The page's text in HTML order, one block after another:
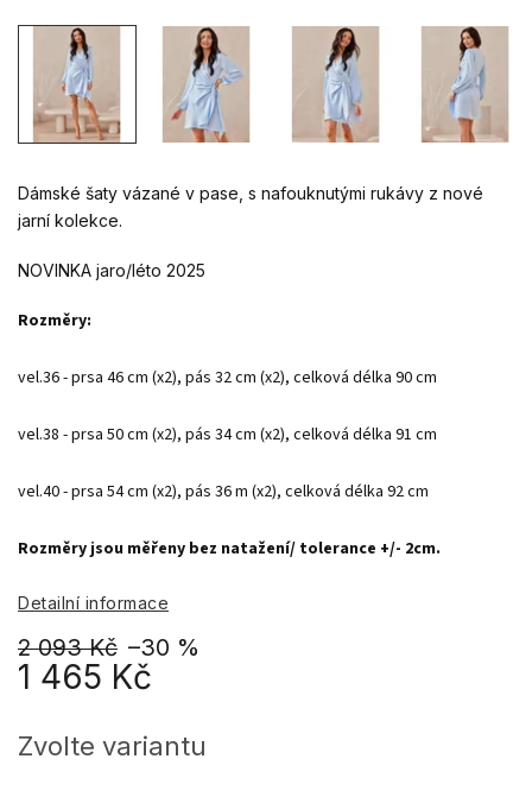
2 093 Kč –30 %
1 465 Kč
cena:
Zvolte variantu
Dámské šaty vázané v pase, s nafouknutými rukávy z nové
jarní kolekce.
NOVINKA jaro/léto 2025
vel.36 - prsa 46 cm (x2), pás 32 cm (x2), celková délka 90 cm
vel.38 - prsa 50 cm (x2), pás 34 cm (x2), celková délka 91 cm
vel.40 - prsa 54 cm (x2), pás 36 m (x2), celková délka 92 cm
Rozměry jsou měřeny bez natažení/ tolerance +/- 2cm.
Detailní informace